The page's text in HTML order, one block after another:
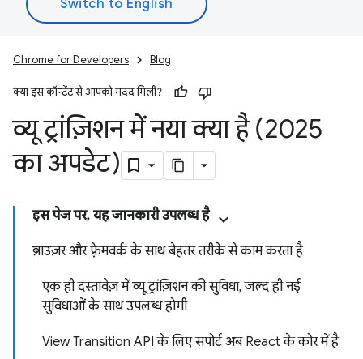
Chrome for Developers Blog
क्या इस कॉन्टेंट से आपको मदद मिली?
व्यू ट्रांज़िशन में नया क्या है (2025
का अपडेट)
इस पेज पर, यह जानकारी उपलब्ध है
ब्राउज़र और फ़्रेमवर्क के साथ बेहतर तरीके से काम करता है
एक ही दस्तावेज़ में व्यू ट्रांज़िशन की सुविधा, जल्द ही नई
सुविधाओं के साथ उपलब्ध होगी
View Transition API के लिए सपोर्ट अब React के कोर में है